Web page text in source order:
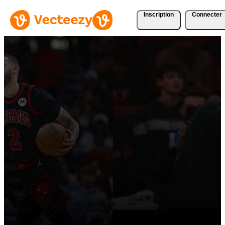
Inscription Connecter
Parcourir les photos du
joueur NBA
Les plus belles images du monde, issues des joueurs, entraîneurs et
membres du personnel de NBA.